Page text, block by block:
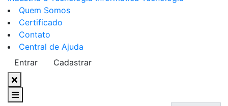
Quem Somos
Certificado
Contato
Central de Ajuda
Entrar
Cadastrar